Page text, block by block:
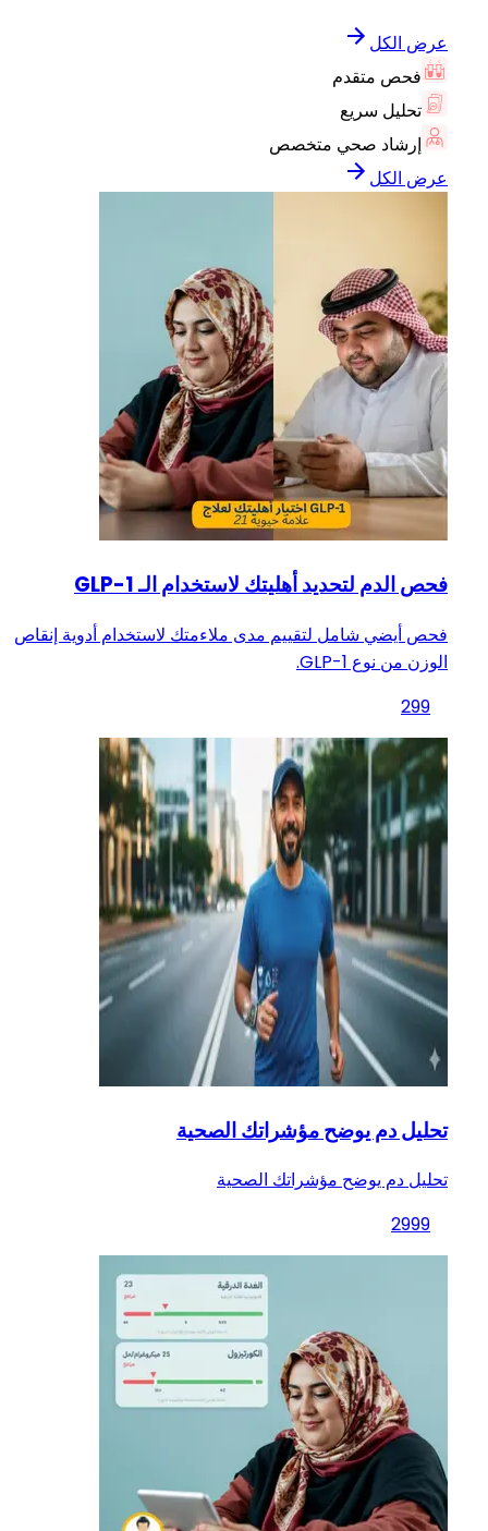
عرض الكل
فحص متقدم
تحليل سريع
إرشاد صحي متخصص
عرض الكل
فحص الدم لتحديد أهليتك لاستخدام الـ GLP-1
فحص أيضي شامل لتقييم مدى ملاءمتك لاستخدام أدوية إنقاص
الوزن من نوع GLP-1.
299
تحليل دم يوضح مؤشراتك الصحية
تحليل دم يوضح مؤشراتك الصحية
2999